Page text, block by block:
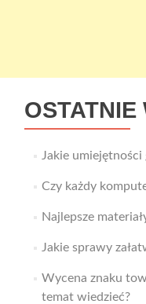
OSTATNIE
Jakie
Czy każdy
Najlepsze
Jakie sprawy
Wycena znaku
temat wiedzieć?